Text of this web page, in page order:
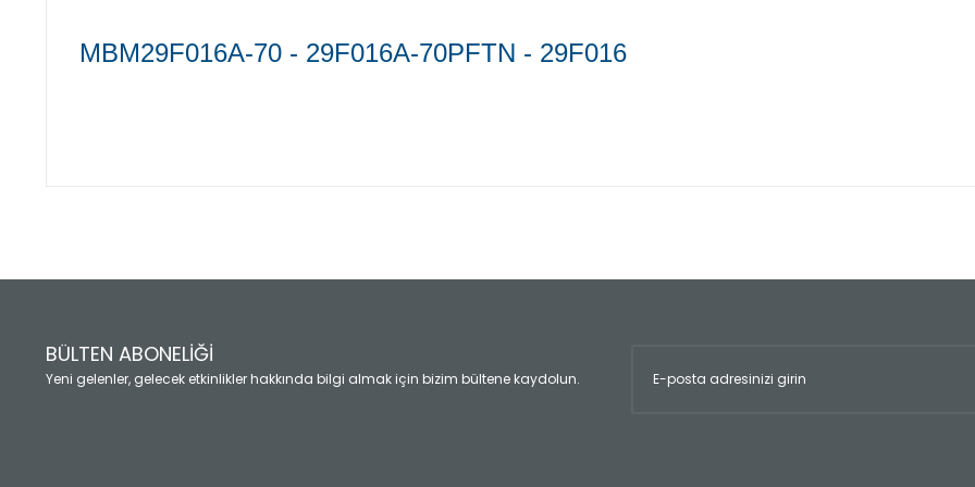
MBM29F016A-70 - 29F016A-70PFTN - 29F016
Yorum Yaz
Ürün açıklamasında eksik bilgiler bulunuyor.
Ürün fiyatı diğer sitelerden daha pahalı.
Bu ürüne benzer farklı alternatifler olmalı.
BÜLTEN ABONELİĞİ
Yeni gelenler, gelecek etkinlikler hakkında bilgi almak için bizim bültene kaydolun.